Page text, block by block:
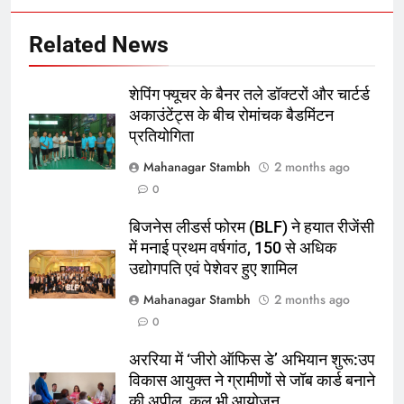
Related News
शेपिंग फ्यूचर के बैनर तले डॉक्टरों और चार्टर्ड
अकाउंटेंट्स के बीच रोमांचक बैडमिंटन
प्रतियोगिता
Mahanagar Stambh
2 months ago
0
बिजनेस लीडर्स फोरम (BLF) ने हयात रीजेंसी
में मनाई प्रथम वर्षगांठ, 150 से अधिक
उद्योगपति एवं पेशेवर हुए शामिल
Mahanagar Stambh
2 months ago
0
अररिया में ‘जीरो ऑफिस डे’ अभियान शुरू:उप
विकास आयुक्त ने ग्रामीणों से जॉब कार्ड बनाने
5
रूट 4 साल बाद इंग्लैंड की कप्तानी
करेंगे:नाइटक्लब केस के चलते स्टोक्स-
एटकिंसन दूसरे टेस्ट से बाहर; आर्चर की
वापसी
क्रिकेट ‎स्पोर्ट्स
6
अररिया में ‘जीरो ऑफिस डे’ अभियान
कार्ड बनाने की अपील, कल भी आयोजन
पूर्व राज्य
7
किशनगंज में रेतुआ नदी पर बना डायवर्सन
बहा:दर्जनों गांवों का संपर्क टूटा, 12 KM
पूर्व राज्य
8